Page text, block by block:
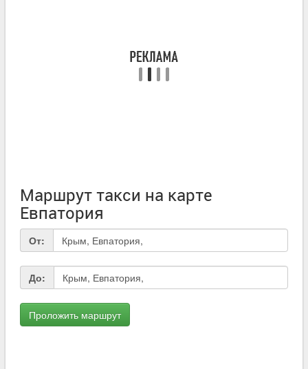
Маршрут такси на карте
Евпатория
От:
До: